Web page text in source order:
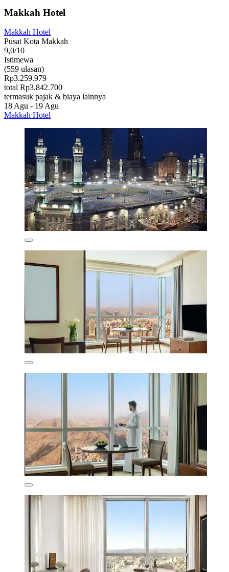
Makkah Hotel
Makkah Hotel
Pusat Kota Makkah
9,0/10
Istimewa
(559 ulasan)
Rp3.259.979
total Rp3.842.700
termasuk pajak & biaya lainnya
18 Agu - 19 Agu
Makkah Hotel